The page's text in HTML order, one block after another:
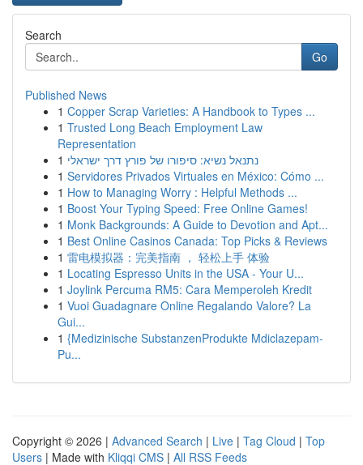
Search
Go
Published News
1 Copper Scrap Varieties: A Handbook to Types ...
1 Trusted Long Beach Employment Law
Representation
1 נתנאל נשיא: סיפורו של פורץ דרך ישראלי
1 Servidores Privados Virtuales en México: Cómo ...
1 How to Managing Worry : Helpful Methods ...
1 Boost Your Typing Speed: Free Online Games!
1 Monk Backgrounds: A Guide to Devotion and Apt...
1 Best Online Casinos Canada: Top Picks & Reviews
1 雷电模拟器：完美指南 ， 轻松上手 体验
1 Locating Espresso Units in the USA - Your U...
1 Joylink Percuma RM5: Cara Memperoleh Kredit
1 Vuoi Guadagnare Online Regalando Valore? La
Gui...
1 {Medizinische SubstanzenProdukte Mdiclazepam-
Pu...
Copyright © 2026 | Advanced Search | Live | Tag Cloud | Top
Users | Made with Kliqqi CMS | All RSS Feeds